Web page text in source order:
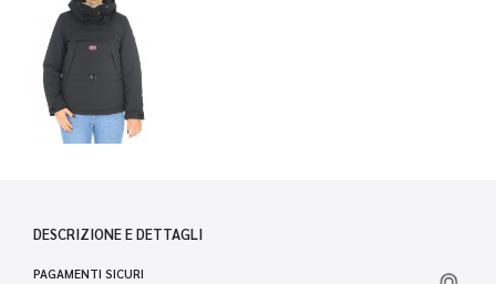
DESCRIZIONE E DETTAGLI
PAGAMENTI SICURI